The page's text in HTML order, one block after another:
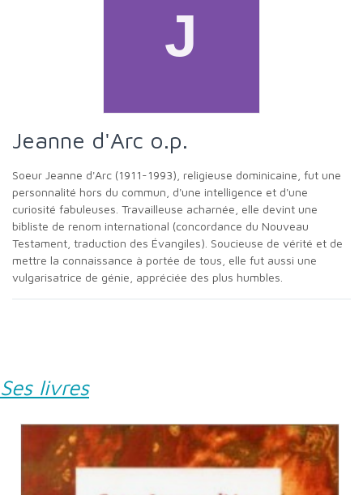
Jeanne d'Arc o.p.
Soeur Jeanne d'Arc (1911-1993), religieuse dominicaine, fut une
personnalité hors du commun, d'une intelligence et d'une
curiosité fabuleuses. Travailleuse acharnée, elle devint une
bibliste de renom international (concordance du Nouveau
Testament, traduction des Évangiles). Soucieuse de vérité et de
mettre la connaissance à portée de tous, elle fut aussi une
vulgarisatrice de génie, appréciée des plus humbles.
Ses livres